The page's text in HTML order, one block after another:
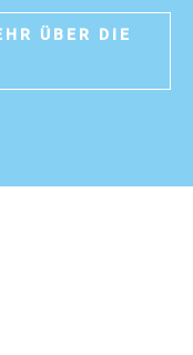
ÜBER DIE